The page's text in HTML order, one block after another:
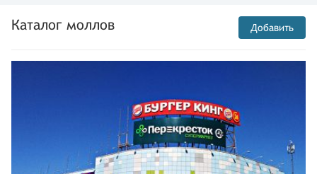
Каталог моллов Добавить